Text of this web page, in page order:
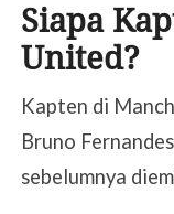
Siapa
United?
Kapten di
Bruno
sebelumnya